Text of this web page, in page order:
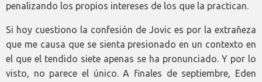
penalizando los propios intereses de los que la practican.
Si hoy cuestiono la confesión de Jovic es por la extrañeza
que me causa que se sienta presionado en un contexto en
el que el tendido siete apenas se ha pronunciado. Y por lo
visto, no parece el único. A finales de septiembre, Eden